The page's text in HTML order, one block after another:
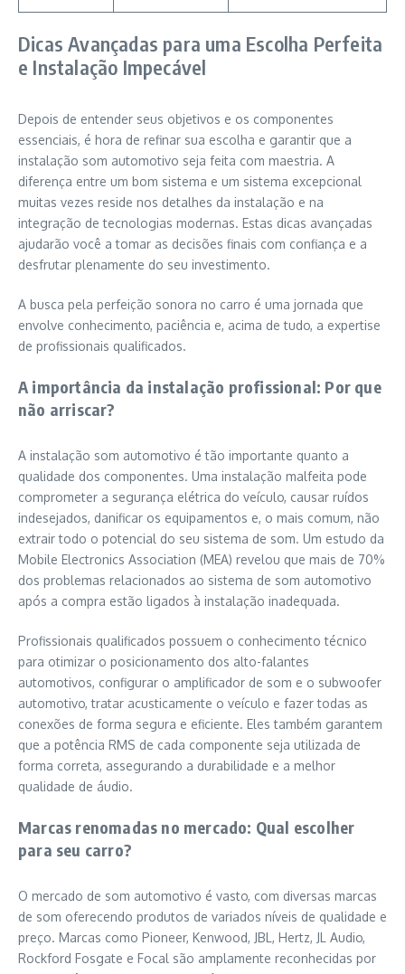
Dicas Avançadas para uma Escolha Perfeita
e Instalação Impecável
Depois de entender seus objetivos e os componentes
essenciais, é hora de refinar sua escolha e garantir que a
instalação som automotivo seja feita com maestria. A
diferença entre um bom sistema e um sistema excepcional
muitas vezes reside nos detalhes da instalação e na
integração de tecnologias modernas. Estas dicas avançadas
ajudarão você a tomar as decisões finais com confiança e a
desfrutar plenamente do seu investimento.
A busca pela perfeição sonora no carro é uma jornada que
envolve conhecimento, paciência e, acima de tudo, a expertise
de profissionais qualificados.
A importância da instalação profissional: Por que
não arriscar?
A instalação som automotivo é tão importante quanto a
qualidade dos componentes. Uma instalação malfeita pode
comprometer a segurança elétrica do veículo, causar ruídos
indesejados, danificar os equipamentos e, o mais comum, não
extrair todo o potencial do seu sistema de som. Um estudo da
Mobile Electronics Association (MEA) revelou que mais de 70%
dos problemas relacionados ao sistema de som automotivo
após a compra estão ligados à instalação inadequada.
Profissionais qualificados possuem o conhecimento técnico
para otimizar o posicionamento dos alto-falantes
automotivos, configurar o amplificador de som e o subwoofer
automotivo, tratar acusticamente o veículo e fazer todas as
conexões de forma segura e eficiente. Eles também garantem
que a potência RMS de cada componente seja utilizada de
forma correta, assegurando a durabilidade e a melhor
qualidade de áudio.
Marcas renomadas no mercado: Qual escolher
para seu carro?
O mercado de som automotivo é vasto, com diversas marcas
de som oferecendo produtos de variados níveis de qualidade e
preço. Marcas como Pioneer, Kenwood, JBL, Hertz, JL Audio,
Rockford Fosgate e Focal são amplamente reconhecidas por